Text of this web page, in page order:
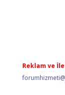
Reklam ve